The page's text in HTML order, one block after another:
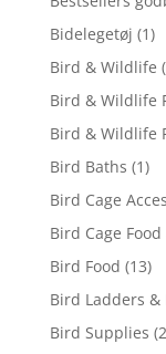
Bidelegetøj (1)
Bird & Wildlife
Bird & Wildlife
Bird & Wildlife
Bird Baths (1)
Bird Cage
Bird Cage
Bird Food (13)
Bird Ladders &
Bird Supplies